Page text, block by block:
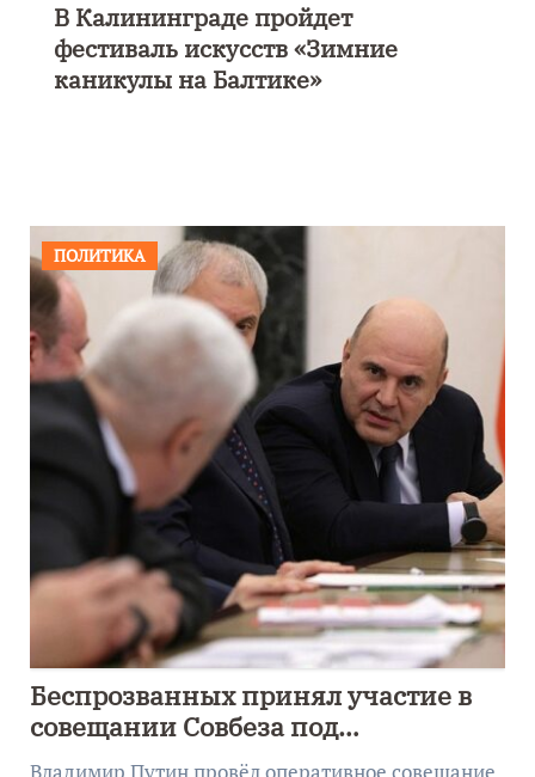
Выставка «Морской роман под
парусом» откроется 28 ноября в
Калининграде
ПОЛИТИКА
Беспрозванных принял участие в
совещании Совбеза под
руководством Путина